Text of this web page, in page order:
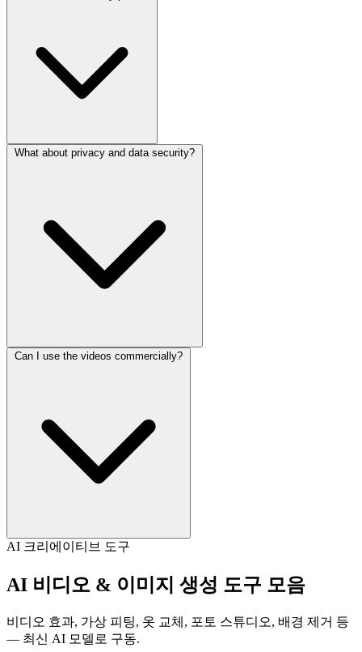
What about privacy and data security?
Can I use the videos commercially?
AI 크리에이티브 도구
AI 비디오 & 이미지 생성 도구 모음
비디오 효과, 가상 피팅, 옷 교체, 포토 스튜디오, 배경 제거 등
— 최신 AI 모델로 구동.